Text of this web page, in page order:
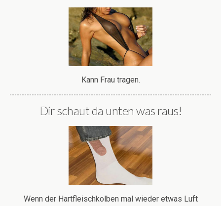
Kann Frau tragen.
Dir schaut da unten was raus!
Wenn der Hartfleischkolben mal wieder etwas Luft